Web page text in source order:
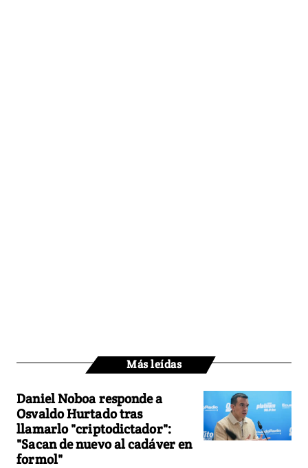
Más leídas
Daniel Noboa responde a
Osvaldo Hurtado tras
llamarlo "criptodictador":
"Sacan de nuevo al cadáver en
formol"